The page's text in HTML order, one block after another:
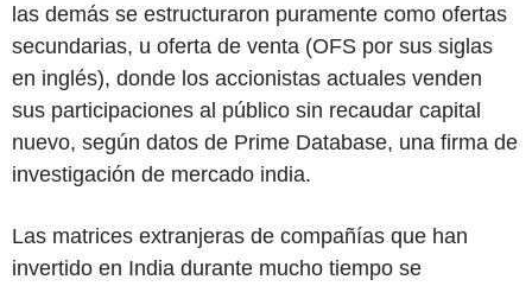
las demás se estructuraron puramente como ofertas
secundarias, u oferta de venta (OFS por sus siglas
en inglés), donde los accionistas actuales venden
sus participaciones al público sin recaudar capital
nuevo, según datos de Prime Database, una firma de
investigación de mercado india.
Las matrices extranjeras de compañías que han
invertido en India durante mucho tiempo se